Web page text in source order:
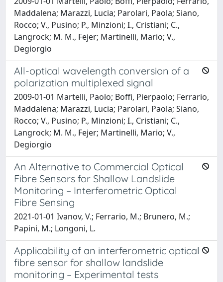
Maddalena; Marazzi, Lucia; Parolari, Paola; Siano,
Rocco; V., Pusino; P., Minzioni; I., Cristiani; C.,
Langrock; M. M., Fejer; Martinelli, Mario; V.,
Degiorgio
All-optical wavelength conversion of a
polarization multiplexed signal
2009-01-01 Martelli, Paolo; Boffi, Pierpaolo; Ferrario,
Maddalena; Marazzi, Lucia; Parolari, Paola; Siano,
Rocco; V., Pusino; P., Minzioni; I., Cristiani; C.,
Langrock; M. M., Fejer; Martinelli, Mario; V.,
Degiorgio
An Alternative to Commercial Optical
Fibre Sensors for Shallow Landslide
Monitoring – Interferometric Optical
Fibre Sensing
2021-01-01 Ivanov, V.; Ferrario, M.; Brunero, M.;
Papini, M.; Longoni, L.
Applicability of an interferometric optical
fibre sensor for shallow landslide
monitoring – Experimental tests